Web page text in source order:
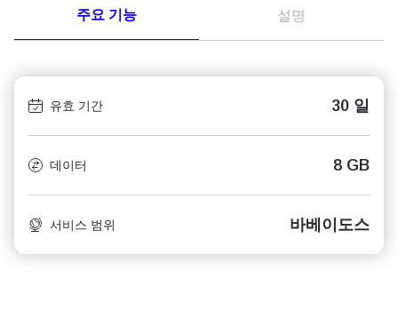
주요 기능 설명
유효 기간 30 일
데이터 8 GB
서비스 범위 바베이도스